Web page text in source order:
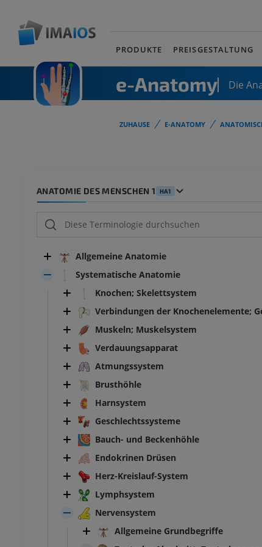
PRODUKTE PREISGESTALTUNG
e-Anatomy Die
ZUHAUSE E-ANATOMY
ANATOMIE DES MENSCHEN 1 HA1
Allgemeine Anatomie
Systematische Anatomie
Knochen; Skelettsystem
Verbindungen der Knochenelemente;
Muskeln; Muskelsystem
Verdauungsapparat
Atmungssystem
Brusthöhle
Harnsystem
Geschlechtssysteme
Bauch- und Beckenhöhle
Endokrinen Drüsen
Herz-Kreislauf-System
Lymphsystem
Nervensystem
Allgemeine Grundbegriffe